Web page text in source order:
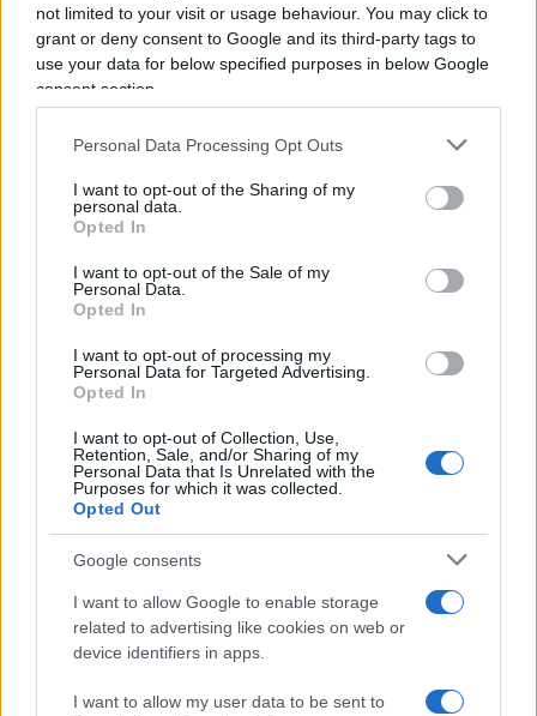
not limited to your visit or usage behaviour. You may click to
grant or deny consent to Google and its third-party tags to
use your data for below specified purposes in below Google
consent section.
Personal Data Processing Opt Outs
I want to opt-out of the Sharing of my
personal data.
Opted In
I want to opt-out of the Sale of my
Personal Data.
Opted In
I want to opt-out of processing my
Personal Data for Targeted Advertising.
Opted In
I want to opt-out of Collection, Use,
Retention, Sale, and/or Sharing of my
Personal Data that Is Unrelated with the
Purposes for which it was collected.
Opted Out
Google consents
I want to allow Google to enable storage
related to advertising like cookies on web or
device identifiers in apps.
I want to allow my user data to be sent to
nell’ambito del procedimento penale” relativo
all’omicidio di Chiara Poggi.
Leggi anche:
Garlasco, caso scuola
Sempre secondo la ricostruzione dei pubblici
all’inizio di febbraio 2017, periodo precedente alla
convocazione di Sempio per un interrogatorio. In
quella fase, l’indagato avrebbe conosciuto in
anticipo le “domande che gli sarebbero state
rivolte” e “alcuni elementi rappresentati
nell’esposto presentato dalla madre” di Stasi.
Venditti respinge le accuse, definendole
infondate, mentre prende avvio un procedimento
parallelo rispetto all’inchiesta principale, con il
confronto tra le richieste della Procura e le